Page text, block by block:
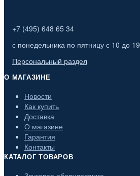
+7 (495) 648 65 34
с понедельника по пятницу с 10 до 19
Персональный раздел
О МАГАЗИНЕ
Новости
Как купить
Доставка
О магазине
Гарантия
Контакты
КАТАЛОГ ТОВАРОВ